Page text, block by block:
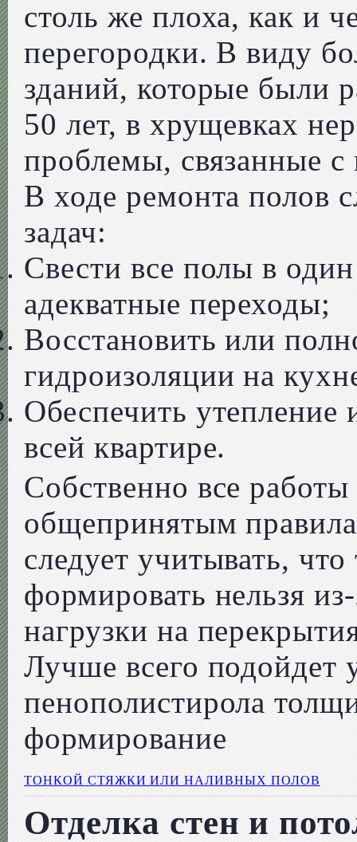
столь же плоха, как и
перегородки. В виду
зданий, которые были
50 лет, в хрущевках
проблемы, связанные
В ходе ремонта полов
задач:
Свести все полы в
адекватные переходы;
Восстановить или
гидроизоляции на
Обеспечить утепление
всей квартире.
Собственно все работы
общепринятым
следует учитывать,
формировать нельзя
нагрузки на
Лучше всего подойдет
пенополистирола
формирование
ТОНКОЙ СТЯЖКИ ИЛИ НАЛИВНЫХ ПОЛОВ
Отделка стен и